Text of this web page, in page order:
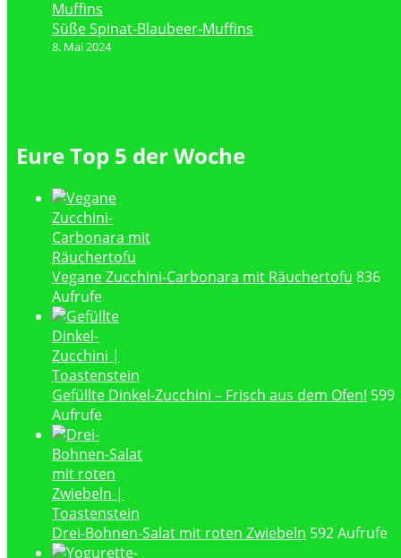
Süße Spinat-Blaubeer-Muffins
8. Mai 2024
Eure Top 5 der Woche
Vegane Zucchini-Carbonara mit Räuchertofu 836
Aufrufe
Gefüllte Dinkel-Zucchini – Frisch aus dem Ofen! 599
Aufrufe
Drei-Bohnen-Salat mit roten Zwiebeln 592 Aufrufe